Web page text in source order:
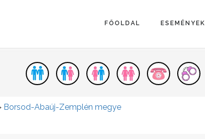
FŐOLDAL ESEMÉNYEK
Borsod-Abaúj-Zemplén megye